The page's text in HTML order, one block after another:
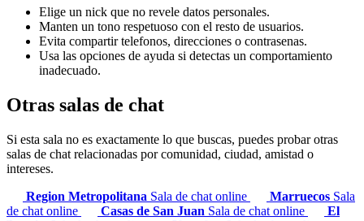
Elige un nick que no revele datos personales.
Manten un tono respetuoso con el resto de usuarios.
Evita compartir telefonos, direcciones o contrasenas.
Usa las opciones de ayuda si detectas un comportamiento
inadecuado.
Otras salas de chat
Si esta sala no es exactamente lo que buscas, puedes probar otras
salas de chat relacionadas por comunidad, ciudad, amistad o
intereses.
Region Metropolitana Sala de chat online Marruecos Sala
de chat online
Casas de San Juan Sala de chat online
El